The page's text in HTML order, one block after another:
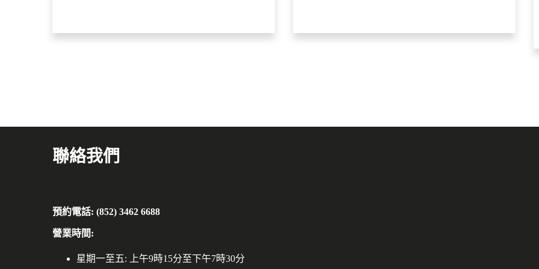
聯絡我們
預約電話: (852) 3462 6688
營業時間:
星期一至五: 上午9時15分至下午7時30分